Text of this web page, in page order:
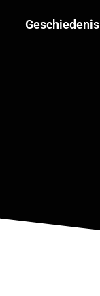
Geschiedenis